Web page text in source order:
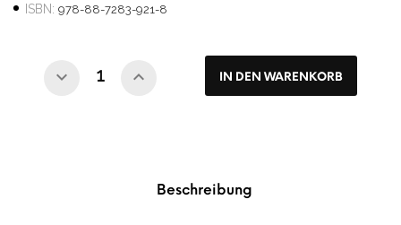
ISBN: 978-88-7283-921-8
IN DEN WARENKORB
Beschreibung